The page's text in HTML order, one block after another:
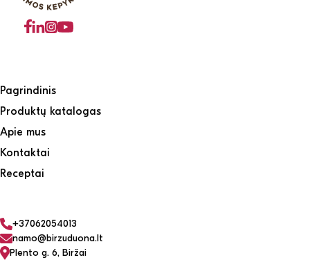
Pagrindinis
Produktų katalogas
Apie mus
Kontaktai
Receptai
+37062054013
namo@birzuduona.lt
Plento g. 6, Biržai